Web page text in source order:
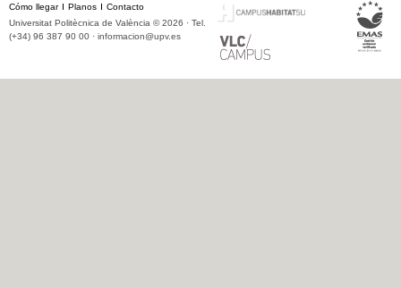
Cómo llegar Planos
Contacto
Universitat Politècnica de València © 2026 · Tel.
(+34) 96 387 90 00 · informacion@upv.es